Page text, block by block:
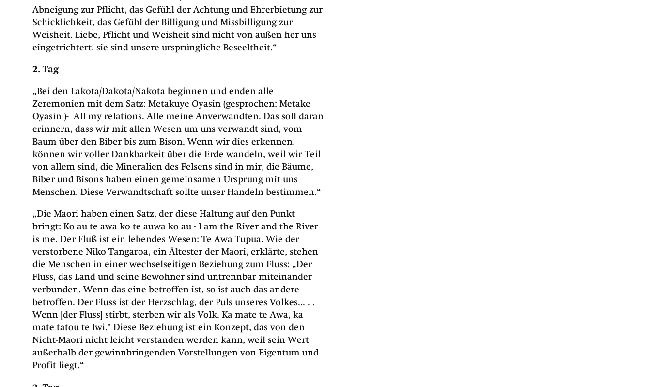
Abneigung zur Pflicht, das Gefühl der Achtung und Ehrerbietung zur
Schicklichkeit, das Gefühl der Billigung und Missbilligung zur
Weisheit. Liebe, Pflicht und Weisheit sind nicht von außen her uns
eingetrichtert, sie sind unsere ursprüngliche Beseeltheit.“
2. Tag
„Bei den Lakota/Dakota/Nakota beginnen und enden alle
Zeremonien mit dem Satz: Metakuye Oyasin (gesprochen: Metake
Oyasin )- All my relations. Alle meine Anverwandten. Das soll daran
erinnern, dass wir mit allen Wesen um uns verwandt sind, vom
Baum über den Biber bis zum Bison. Wenn wir dies erkennen,
können wir voller Dankbarkeit über die Erde wandeln, weil wir Teil
von allem sind, die Mineralien des Felsens sind in mir, die Bäume,
Biber und Bisons haben einen gemeinsamen Ursprung mit uns
Menschen. Diese Verwandtschaft sollte unser Handeln bestimmen.“
„Die Maori haben einen Satz, der diese Haltung auf den Punkt
bringt: Ko au te awa ko te auwa ko au - I am the River and the River
is me. Der Fluß ist ein lebendes Wesen: Te Awa Tupua. Wie der
verstorbene Niko Tangaroa, ein Ältester der Maori, erklärte, stehen
die Menschen in einer wechselseitigen Beziehung zum Fluss: „Der
Fluss, das Land und seine Bewohner sind untrennbar miteinander
verbunden. Wenn das eine betroffen ist, so ist auch das andere
betroffen. Der Fluss ist der Herzschlag, der Puls unseres Volkes... . .
Wenn [der Fluss] stirbt, sterben wir als Volk. Ka mate te Awa, ka
mate tatou te Iwi." Diese Beziehung ist ein Konzept, das von den
Nicht-Maori nicht leicht verstanden werden kann, weil sein Wert
außerhalb der gewinnbringenden Vorstellungen von Eigentum und
Profit liegt.“